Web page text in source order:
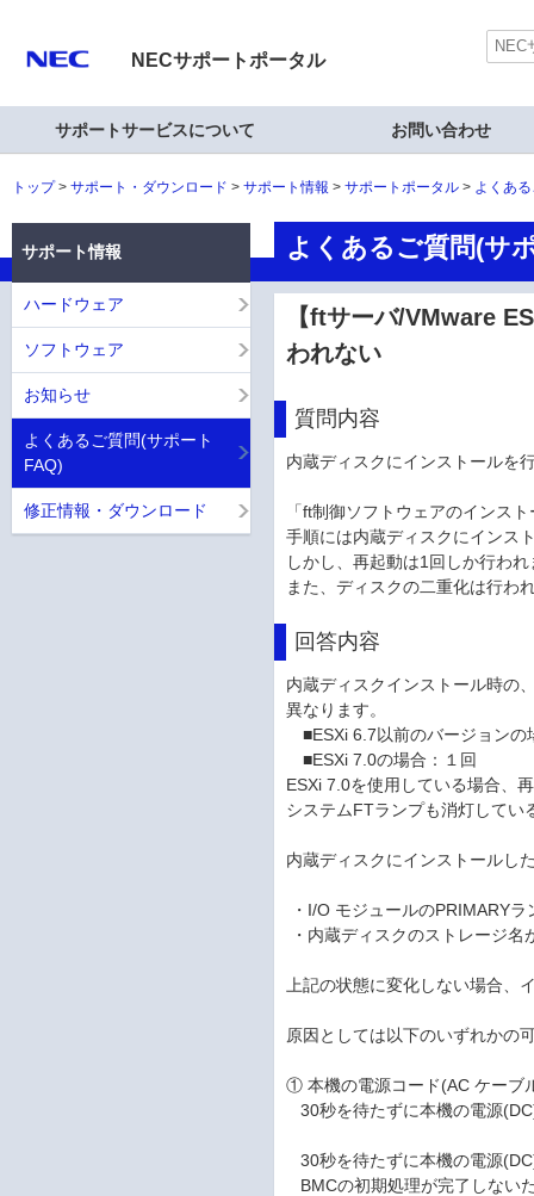
NECサポートポータル
サポートサービスについて お問い合わせ
トップ サポート・ダウンロード サポート情報 サポートポータル よくあ
よくあるご質問(サ
【ftサーバ/VMware
われない
質問内容
内蔵ディスクにインストールを
「ft制御ソフトウェアのインス
手順には内蔵ディスクにインス
しかし、再起動は1回しか行わ
また、ディスクの二重化は行わ
回答内容
内蔵ディスクインストール時の
異なります。
■ESXi 6.7以前のバージョンの
■ESXi 7.0の場合：１回
ESXi 7.0を使用している場合、
システムFTランプも消灯してい
内蔵ディスクにインストールし
・I/O モジュールのPRIMARY
・内蔵ディスクのストレージ
上記の状態に変化しない場合、
原因としては以下のいずれかの
① 本機の電源コード(AC ケーブ
30秒を待たずに本機の電源
30秒を待たずに本機の電源
BMCの初期処理が完了しない
サポート情報
ハードウェア
ソフトウェア
お知らせ
よくあるご質問(サポート
FAQ)
修正情報・ダウンロード